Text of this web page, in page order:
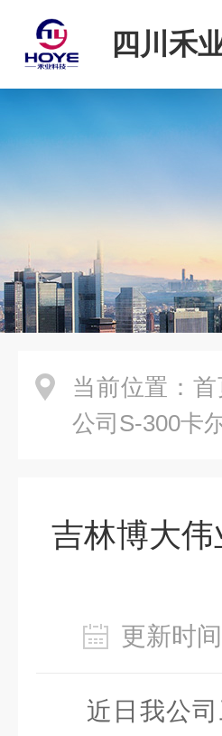
四川禾
当前位置： 首
公司S-300卡
吉林博大
更新时
近日我公